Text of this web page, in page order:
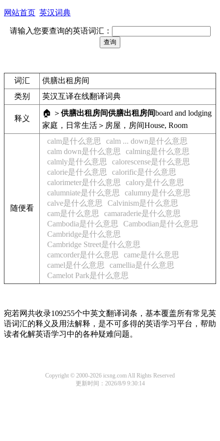
网站首页 英汉词典
请输入您要查询的英语词汇：
词汇
供膳出租房间
类别
英汉互译在线翻译词典
释义
🏠 ＞ 供膳出租房间供膳出租房间board and lodging
家庭，日常生活＞房屋，房间House, Room
随便看
calm是什么意思
calm ... down是什么意思
calm down是什么意思
calming是什么意思
calmly是什么意思
calorescense是什么意思
calorie是什么意思
calorific是什么意思
calorimeter是什么意思
calory是什么意思
calumniate是什么意思
calumny是什么意思
calve是什么意思
Calvinism是什么意思
cam是什么意思
camaraderie是什么意思
Cambodia是什么意思
Cambodian是什么意思
Cambridge是什么意思
Cambridge Street是什么意思
camcorder是什么意思
came是什么意思
camel是什么意思
camellia是什么意思
Camelot Park是什么意思
宛若网共收录109255个中英文翻译词条，基本覆盖所有常见英
语词汇的释义及用法解释，是不可多得的英语学习平台，帮助
读者化解英语学习中的各种疑难问题。
Copyright © 2000-2026 icsng.com All Rights Reserved
更新时间：2026/8/9 9:30:14